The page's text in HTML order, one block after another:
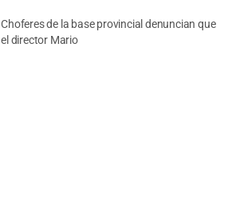
Choferes de la base provincial denuncian que
el director Mario